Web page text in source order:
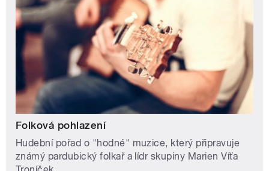
Folková pohlazení
Hudební pořad o "hodné" muzice, který připravuje
známý pardubický folkař a lídr skupiny Marien Víťa